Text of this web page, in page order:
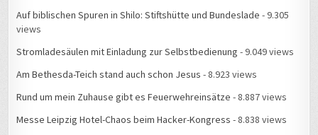
Auf biblischen Spuren in Shilo: Stiftshütte und Bundeslade - 9.305
views
Stromladesäulen mit Einladung zur Selbstbedienung - 9.049 views
Am Bethesda-Teich stand auch schon Jesus - 8.923 views
Rund um mein Zuhause gibt es Feuerwehreinsätze - 8.887 views
Messe Leipzig Hotel-Chaos beim Hacker-Kongress - 8.838 views